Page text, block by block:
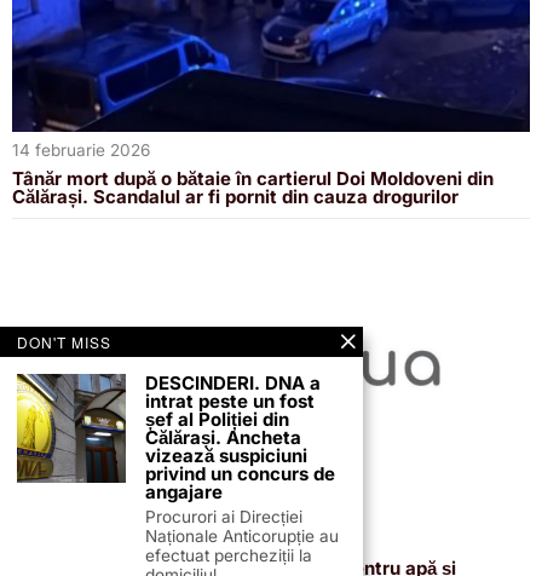
14 februarie 2026
Tânăr mort după o bătaie în cartierul Doi Moldoveni din
Călărași. Scandalul ar fi pornit din cauza drogurilor
13 februarie 2026
Proiectul de 400 de milioane de euro pentru apă și
DON'T MISS
DESCINDERI. DNA a
intrat peste un fost
șef al Poliției din
Călărași. Ancheta
vizează suspiciuni
privind un concurs de
angajare
Procurori ai Direcției
Naționale Anticorupție au
efectuat percheziții la